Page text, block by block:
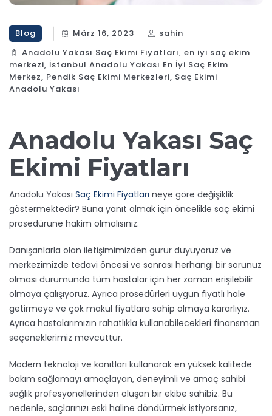
Blog März 16, 2023
sahin
Anadolu Yakası Saç Ekimi Fiyatları, en iyi saç ekim
merkezi, İstanbul Anadolu Yakası En İyi Saç Ekim
Merkez, Pendik Saç Ekimi Merkezleri, Saç Ekimi
Anadolu Yakası
Anadolu Yakası Saç
Ekimi Fiyatları
Anadolu Yakası Saç Ekimi Fiyatları neye göre değişiklik
göstermektedir? Buna yanıt almak için öncelikle saç ekimi
prosedürüne hakim olmalısınız.
Danışanlarla olan iletişimimizden gurur duyuyoruz ve
merkezimizde tedavi öncesi ve sonrası herhangi bir sorunuz
olması durumunda tüm hastalar için her zaman erişilebilir
olmaya çalışıyoruz. Ayrıca prosedürleri uygun fiyatlı hale
getirmeye ve çok makul fiyatlara sahip olmaya kararlıyız.
Ayrıca hastalarımızın rahatlıkla kullanabilecekleri finansman
seçeneklerimiz mevcuttur.
Modern teknoloji ve kanıtları kullanarak en yüksek kalitede
bakım sağlamayı amaçlayan, deneyimli ve amaç sahibi
sağlık profesyonellerinden oluşan bir ekibe sahibiz. Bu
nedenle, saçlarınızı eski haline döndürmek istiyorsanız,